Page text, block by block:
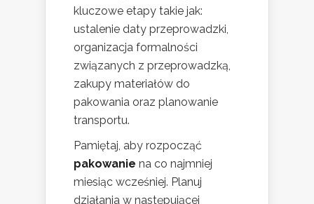
kluczowe etapy takie jak:
ustalenie daty przeprowadzki,
organizacja formalności
związanych z przeprowadzką,
zakupy materiałów do
pakowania oraz planowanie
transportu.
Pamiętaj, aby rozpocząć
pakowanie na co najmniej
miesiąc wcześniej. Planuj
działania w następującej